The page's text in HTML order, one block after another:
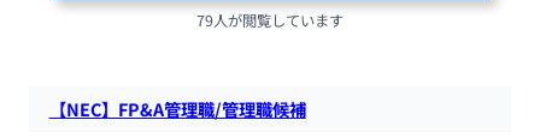
79人が閲覧しています
【NEC】FP&A管理職/管理職候補